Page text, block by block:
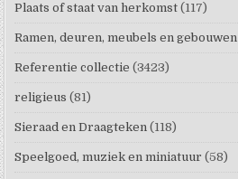
Plaats of staat van herkomst (117)
Ramen, deuren, meubels en gebouwen
Referentie collectie (3423)
religieus (81)
Sieraad en Draagteken (118)
Speelgoed, muziek en miniatuur (58)